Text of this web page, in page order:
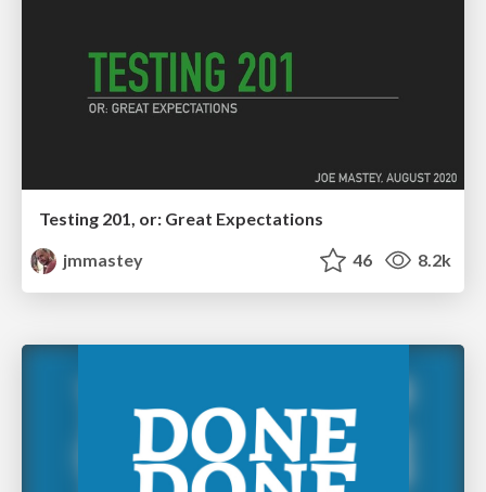
Testing 201, or: Great Expectations
jmmastey
46 8.2k